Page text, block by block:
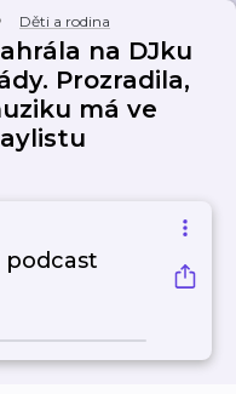
Děti a rodina
na DJku
Prozradila,
má ve
podcast